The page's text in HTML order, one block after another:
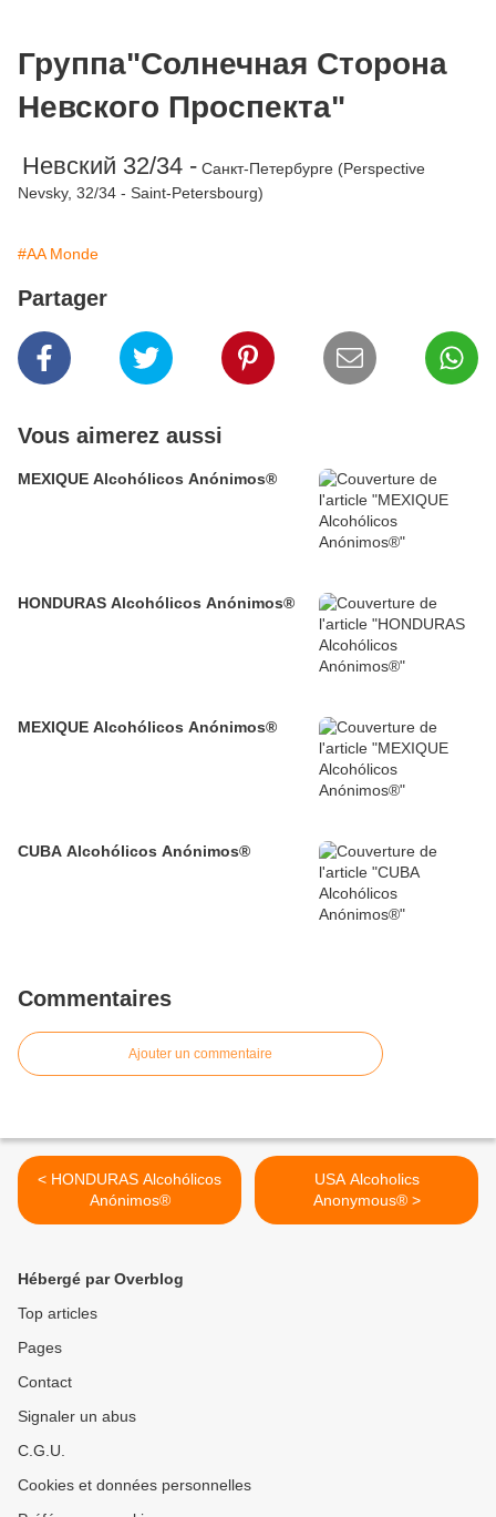
Группа"Солнечная Сторона
Невского Проспекта"
Невский 32/34 - Санкт-Петербурге (Perspective
Nevsky, 32/34 - Saint-Petersbourg)
#AA Monde
Partager
Vous aimerez aussi
MEXIQUE Alcohólicos Anónimos®
HONDURAS Alcohólicos Anónimos®
MEXIQUE Alcohólicos Anónimos®
CUBA Alcohólicos Anónimos®
Commentaires
Ajouter un commentaire
< HONDURAS Alcohólicos
Anónimos®
USA Alcoholics
Anonymous® >
Hébergé par Overblog
Top articles
Pages
Contact
Signaler un abus
C.G.U.
Cookies et données personnelles